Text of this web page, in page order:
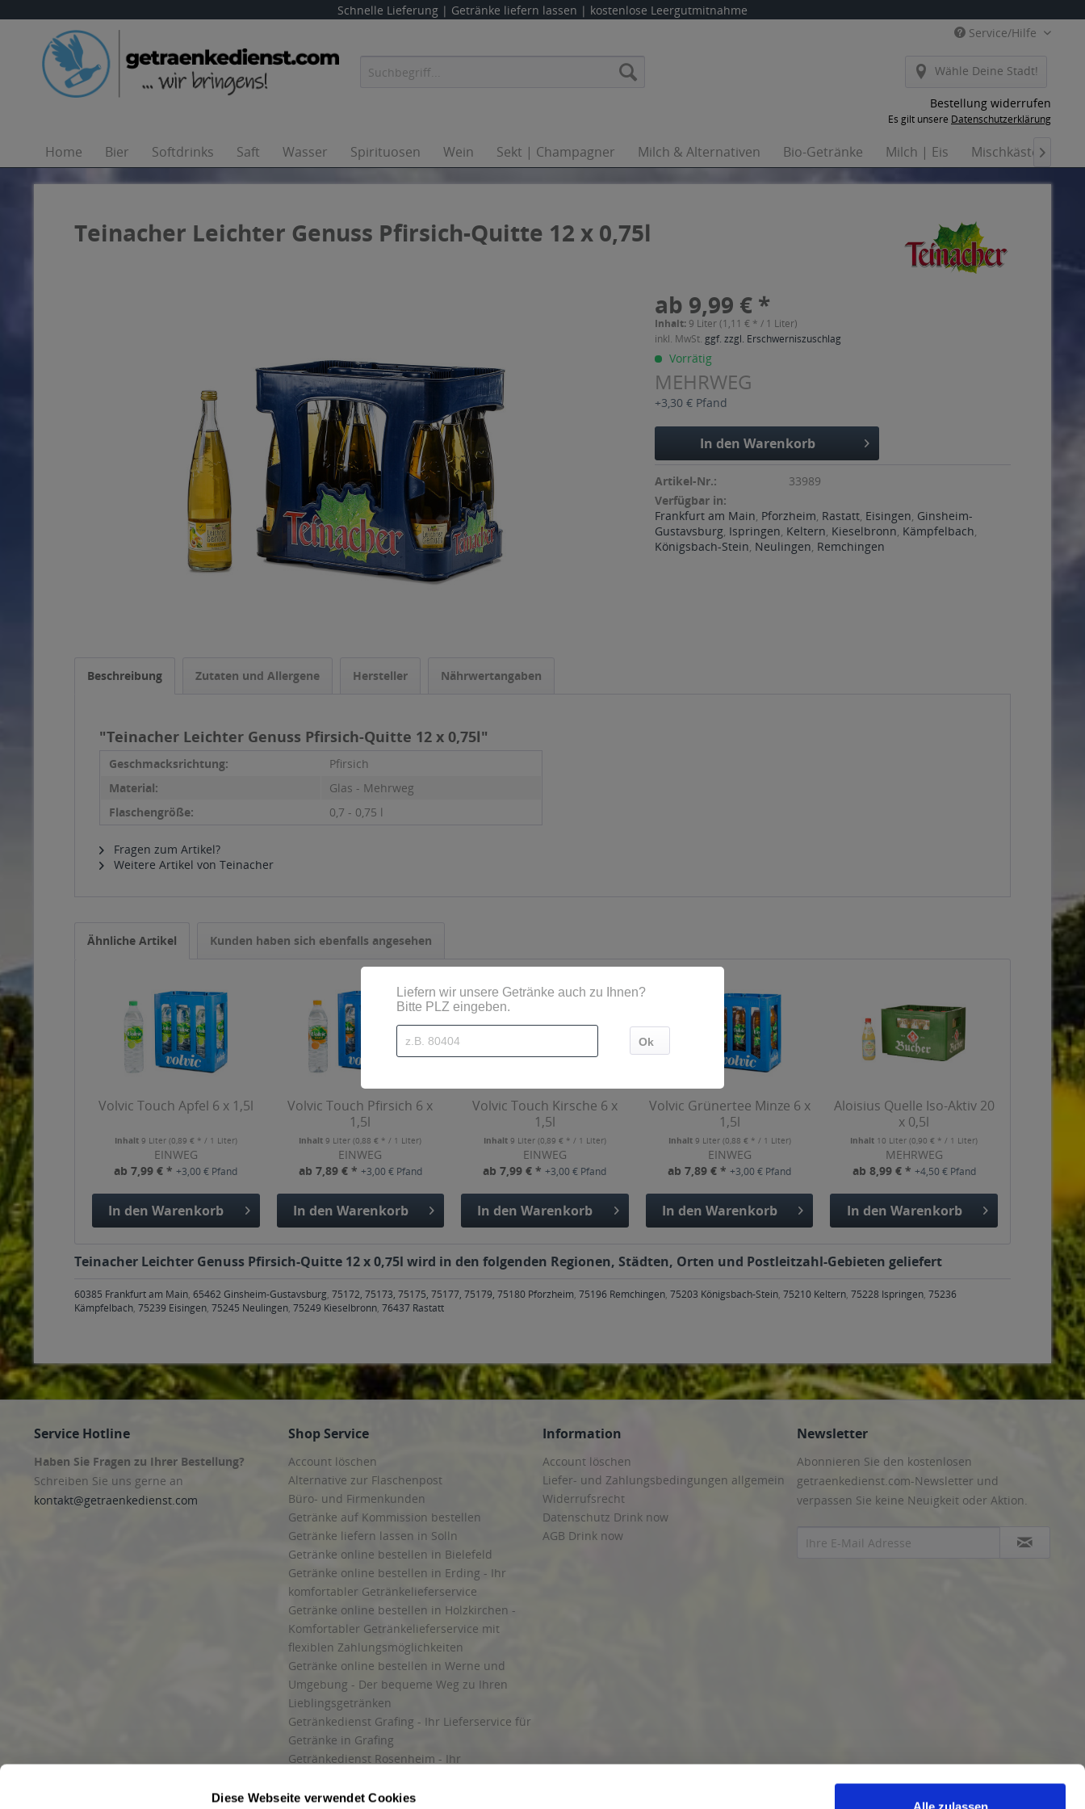
Diese Webseite verwendet Cookies
Schnelle Lieferung | Getränke liefern lassen | kostenlose Leergutmitnahme
Service/Hilfe
Wähle Deine Stadt!
Bestellung widerrufen
Es gilt unsere Datenschutzerklärung
Home Bier Softdrinks Saft Wasser Spirituosen Wein Sekt | Champagner Milch & Alternativen Bio-Getränke Milch | Eis Mischkästen

Teinacher Leichter Genuss Pfirsich-Quitte 12 x 0,75l
ab 9,99 € *
Inhalt: 9 Liter (1,11 € * / 1 Liter)
inkl. MwSt. ggf. zzgl. Erschwerniszuschlag
Vorrätig
MEHRWEG
+3,30 € Pfand
In den Warenkorb
Artikel-Nr.:
33989
Verfügbar in:
Frankfurt am Main, Pforzheim, Rastatt, Eisingen, Ginsheim-
Gustavsburg, Ispringen, Keltern, Kieselbronn, Kämpfelbach,
Königsbach-Stein, Neulingen, Remchingen
Beschreibung Zutaten und Allergene Hersteller Nährwertangaben
"Teinacher Leichter Genuss Pfirsich-Quitte 12 x 0,75l"
Geschmacksrichtung:
Pfirsich
Material:
Glas - Mehrweg
Flaschengröße:
0,7 - 0,75 l
Fragen zum Artikel?
Weitere Artikel von Teinacher
Ähnliche Artikel Kunden haben sich ebenfalls angesehen
Volvic Touch Apfel 6 x 1,5l
Inhalt 9 Liter (0,89 € * / 1 Liter)
EINWEG
ab 7,99 € *+3,00 € Pfand
In den Warenkorb
Volvic Touch Pfirsich 6 x
1,5l
Inhalt9 Liter(0,88 € * / 1 Liter)
EINWEG
ab 7,89 € * +3,00 € Pfand
In den Warenkorb
Volvic Touch Kirsche 6 x
1,5l
Inhalt 9 Liter (0,89 € * / 1 Liter)
EINWEG
ab 7,99 € *+3,00 € Pfand
In den Warenkorb
Volvic Grünertee Minze 6 x
1,5l
Inhalt 9 Liter (0,88 € * / 1 Liter)
EINWEG
ab 7,89 € *+3,00 € Pfand
In den Warenkorb
Aloisius Quelle Iso-Aktiv 20
x 0,5l
Inhalt 10 Liter(0,90 € * / 1 Liter)
MEHRWEG
ab 8,99 € * +4,50 € Pfand
In den Warenkorb
Teinacher Leichter Genuss Pfirsich-Quitte 12 x 0,75l wird in den folgenden Regionen, Städten, Orten und Postleitzahl-Gebieten geliefert
60385 Frankfurt am Main, 65462 Ginsheim-Gustavsburg, 75172, 75173, 75175, 75177, 75179, 75180 Pforzheim, 75196 Remchingen, 75203 Königsbach-Stein, 75210 Keltern, 75228 Ispringen, 75236
Kämpfelbach, 75239 Eisingen, 75245 Neulingen, 75249 Kieselbronn, 76437 Rastatt
Service Hotline
Haben Sie Fragen zu Ihrer Bestellung?
Schreiben Sie uns gerne an
kontakt@getraenkedienst.com
Shop Service
Account löschen
Alternative zur Flaschenpost
Büro- und Firmenkunden
Getränke auf Kommission bestellen
Getränke liefern lassen in Solln
Getränke online bestellen in Bielefeld
Getränke online bestellen in Erding - Ihr
komfortabler Getränkelieferservice
Getränke online bestellen in Holzkirchen -
Komfortabler Getränkelieferservice mit
flexiblen Zahlungsmöglichkeiten
Getränke online bestellen in Werne und
Umgebung - Der bequeme Weg zu Ihren
Lieblingsgetränken
Getränkedienst Grafing - Ihr Lieferservice für
Getränke in Grafing
Getränkedienst Rosenheim - Ihr
und Umgebung
Information
Account löschen
Liefer- und Zahlungsbedingungen allgemein
Widerrufsrecht
Datenschutz Drink now
AGB Drink now
Newsletter
Abonnieren Sie den kostenlosen
getraenkedienst.com-Newsletter und
verpassen Sie keine Neuigkeit oder Aktion.